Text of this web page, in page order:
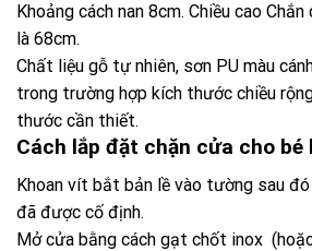
Khoảng cách nan 8cm. Chiều cao
là 68cm.
Chất liệu gỗ tự nhiên, sơn PU màu
trong trường hợp kích thước chiều
thước cần thiết.
Cách lắp đặt chặn cửa cho bé
Khoan vít bắt bản lề vào tường sau
đã được cố định.
Mở cửa bằng cách gạt chốt inox